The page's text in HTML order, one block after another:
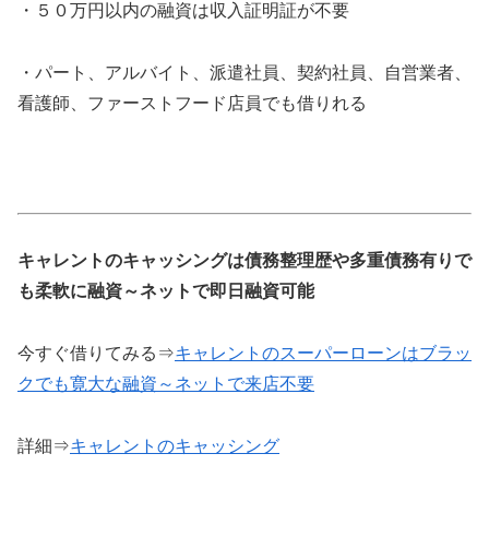
・５０万円以内の融資は収入証明証が不要
・パート、アルバイト、派遣社員、契約社員、自営業者、
看護師、ファーストフード店員でも借りれる
キャレントのキャッシングは債務整理歴や多重債務有りで
も柔軟に融資～ネットで即日融資可能
今すぐ借りてみる⇒キャレントのスーパーローンはブラッ
クでも寛大な融資～ネットで来店不要
詳細⇒キャレントのキャッシング